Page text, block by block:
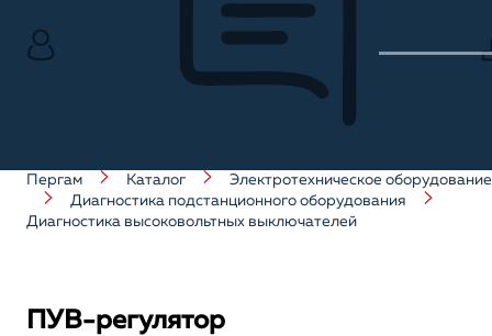
Пергам Каталог
Электротехническое оборудование
Диагностика подстанционного оборудования
Диагностика высоковольтных выключателей
ПУВ-регулятор